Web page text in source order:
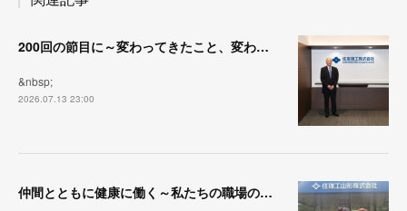
200回の節目に～変わってきたこと、変わらず大切にしていること
&nbsp;
2026.07.13 23:00
仲間とともに健康に働く～私たちの職場のスタンダード